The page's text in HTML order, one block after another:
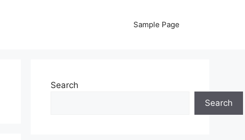
Sample Page
Search
Search